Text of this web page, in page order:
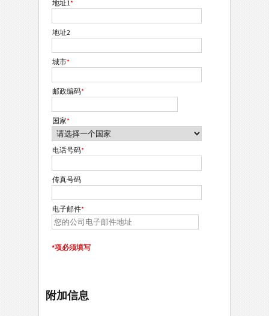
地址1*
地址2
城市*
邮政编码*
国家*
电话号码*
传真号码
电子邮件*
*项必须填写
附加信息